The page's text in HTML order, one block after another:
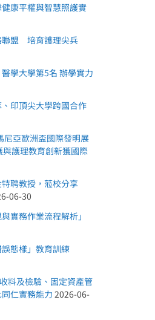
康平權與智慧照護實
聯盟 培育護理尖兵
學大學第5名 辦學實力
印頂尖大學跨國合作
尼亞歐洲盃國際發明展
護理教育創新獲國際
特聘教授，蒞校分享
06-30
實務作業流程解析」
態樣」教育訓練
料及檢驗、固定資產管
仁實務能力2026-06-